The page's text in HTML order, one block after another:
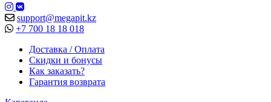
support@megapit.kz
+7 700 18 18 018
Доставка / Оплата
Скидки и бонусы
Как заказать?
Гарантия возврата